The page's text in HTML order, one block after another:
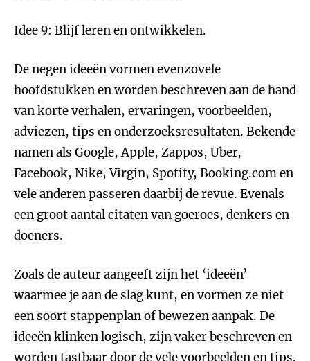
Idee 9: Blijf leren en ontwikkelen.
De negen ideeën vormen evenzovele
hoofdstukken en worden beschreven aan de hand
van korte verhalen, ervaringen, voorbeelden,
adviezen, tips en onderzoeksresultaten. Bekende
namen als Google, Apple, Zappos, Uber,
Facebook, Nike, Virgin, Spotify, Booking.com en
vele anderen passeren daarbij de revue. Evenals
een groot aantal citaten van goeroes, denkers en
doeners.
Zoals de auteur aangeeft zijn het ‘ideeën’
waarmee je aan de slag kunt, en vormen ze niet
een soort stappenplan of bewezen aanpak. De
ideeën klinken logisch, zijn vaker beschreven en
worden tastbaar door de vele voorbeelden en tips.